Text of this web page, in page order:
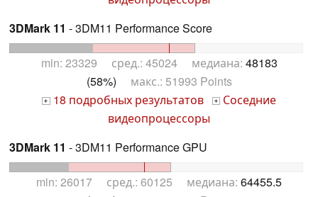
3DMark 11 - 3DM11 Performance Score
min: 23329 сред.: 45024 медиана: 48183
(58%) макс.: 51993 Points
+ 18 подробных результатов +
Соседние
видеопроцессоры
3DMark 11 - 3DM11 Performance GPU
min: 26017 сред.: 60125 медиана: 64455.5